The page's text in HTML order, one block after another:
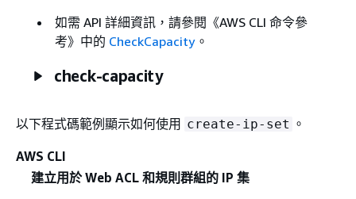
如需 API 詳細資訊，請參閱《AWS CLI 命令參
考》 中的 CheckCapacity 。
check-capacity
以下程式碼範例顯示如何使用 create-ip-set 。
AWS CLI
建立用於 Web ACL 和規則群組的 IP 集